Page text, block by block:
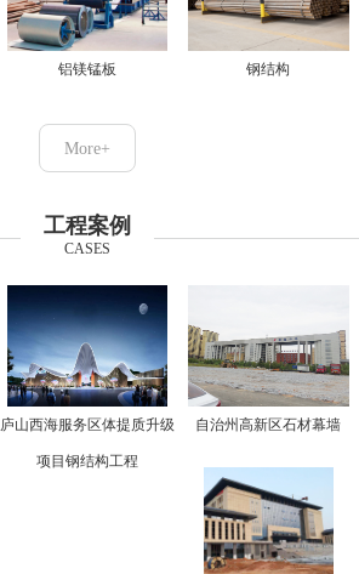
铝镁锰板 钢结构
More+
工程案例
CASES
庐山西海服务区体提质升级
项目钢结构工程
自治州高新区石材幕墙